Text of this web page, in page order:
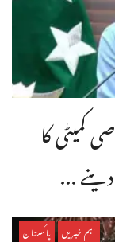
کا
اہم خبریں پاکستان